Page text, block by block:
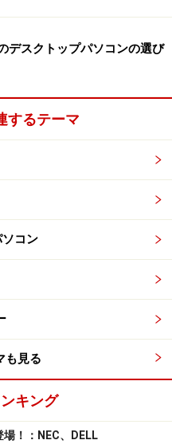
デスクトップパソコンの選び
するテーマ
コン
も見る
キング
！：NEC、DELL